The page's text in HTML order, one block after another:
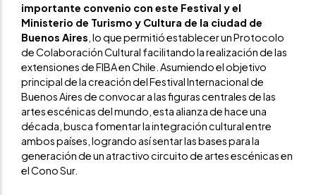
importante convenio con este Festival y el
Ministerio de Turismo y Cultura de la ciudad de
Buenos Aires , lo que permitió establecer un Protocolo
de Colaboración Cultural facilitando la realización de las
extensiones de FIBA en Chile. Asumiendo el objetivo
principal de la creación del Festival Internacional de
Buenos Aires de convocar a las figuras centrales de las
artes escénicas del mundo, esta alianza de hace una
década, busca fomentar la integración cultural entre
ambos países, logrando así sentar las bases para la
generación de un atractivo circuito de artes escénicas en
el Cono Sur.